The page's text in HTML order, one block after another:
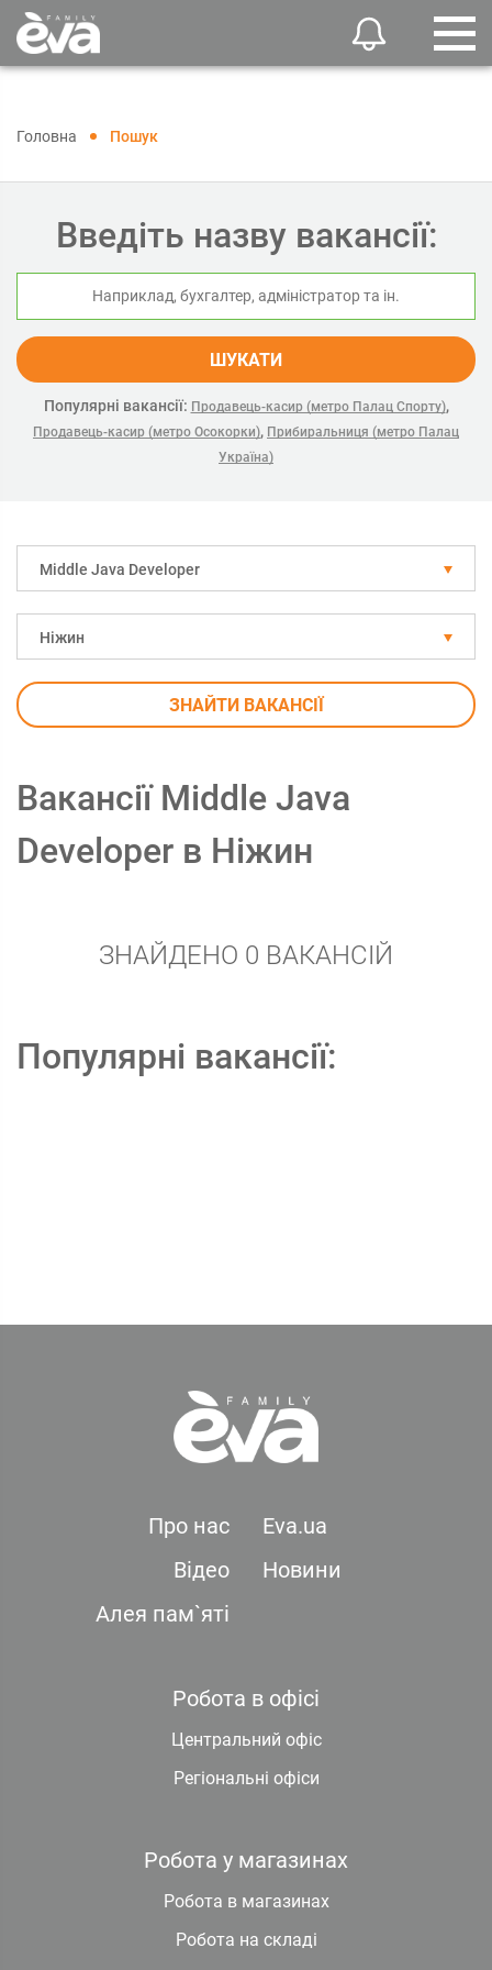
Головна Пошук
Введіть назву вакансії:
ШУКАТИ
Популярні вакансії: Продавець-касир (метро Палац Спорту),
Продавець-касир (метро Осокорки), Прибиральниця (метро Палац
Україна)
Middle Java Developer
Ніжин
ЗНАЙТИ ВАКАНСІЇ
Вакансії Middle Java
Developer в Ніжин
ЗНАЙДЕНО 0 ВАКАНСІЙ
Популярні вакансії:
Про нас
Eva.ua
Відео
Новини
Алея пам`яті
Робота в офісі
Центральний офіс
Регіональні офіси
Робота у магазинах
Робота в магазинах
Робота на складі